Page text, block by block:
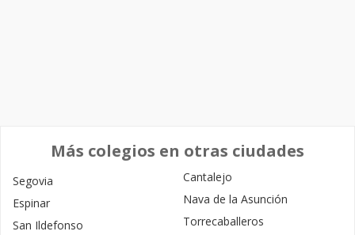
Más colegios en otras ciudades
Segovia
Espinar
San Ildefonso
Cantalejo
Nava de la Asunción
Torrecaballeros